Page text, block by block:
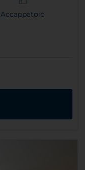
Accappatoio